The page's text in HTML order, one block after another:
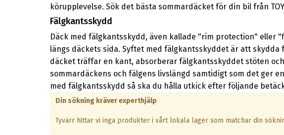
körupplevelse. Sök det bästa sommardäcket för din bil från
Fälgkantsskydd
Däck med fälgkantsskydd, även kallade "rim protection" eller
längs däckets sida. Syftet med fälgkantsskyddet är att
däcket träffar en kant, absorberar fälgkantsskyddet stöten
sommardäckens och fälgens livslängd samtidigt som det ger
med fälgkantsskydd så ska du hålla utkick efter följande
Din sökning kräver experthjälp
Tyvärr hittar vi inga produkter i vårt lokala lager som matchar din